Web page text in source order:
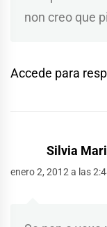
non creo que
Accede para
Silvia
enero 2, 2012 a las